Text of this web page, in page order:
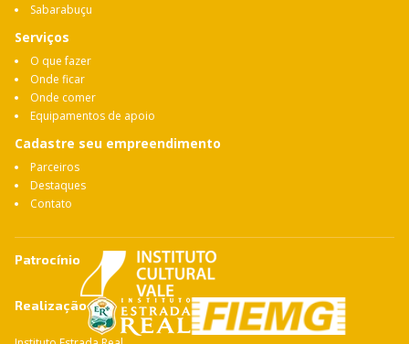
Sabarabuçu
Serviços
O que fazer
Onde ficar
Onde comer
Equipamentos de apoio
Cadastre seu empreendimento
Parceiros
Destaques
Contato
Patrocínio
Realização